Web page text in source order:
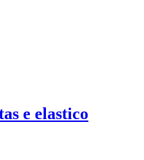
e elastico